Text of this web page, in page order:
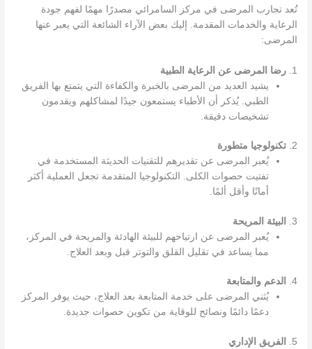
تُعد تجارب المرضى في مركز السامرائي مصدرًا مهمًا لفهم جودة
الرعاية والخدمات المقدمة. إليك بعض الآراء الشائعة التي يعبر عنها
المرضى:
1.
رضا المرضى عن الرعاية الطبية
يشيد العديد من المرضى بالخبرة والكفاءة التي يتمتع بها الفريق
الطبي. يُذكر أن الأطباء يستمعون جيدًا لمشاكلهم ويقدمون
تشخيصات دقيقة.
2. تكنولوجيا متطورة
يُعبر المرضى عن تقديرهم للتقنيات الحديثة المستخدمة في
تفتيت حصوات الكلى. التكنولوجيا المتقدمة تجعل العملية أكثر
أمانًا وأقل ألمًا.
3.
البيئة المريحة
يُعبر المرضى عن ارتياحهم للبيئة الهادئة والمريحة في المركز،
مما يساعد في تقليل القلق والتوتر قبل وبعد العلاج.
4.
الدعم والمتابعة
يُثني المرضى على خدمة المتابعة بعد العلاج، حيث يوفر المركز
دعمًا دائمًا ونصائح للوقاية من تكوين حصوات جديدة.
5.
الفريق الإداري